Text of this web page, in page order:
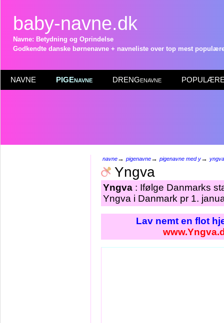
baby-navne.dk
Navne: Betydning og Oprindelse
Godkendte danske børnenavne + navneliste over top mest
NAVNE PIGEnavne DRENGenavne POPULÆRE
navne→ pigenavne→ pigenavne med y→ yngva
Yngva
Yngva : Ifølge Danmarks
Yngva i Danmark pr 1.
Lav nemt en flot